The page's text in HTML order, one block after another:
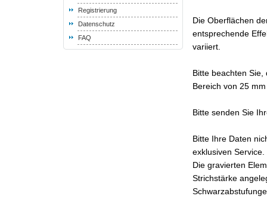
Registrierung
Datenschutz
FAQ
Die Oberflächen
entsprechende
variiert.
Bitte beachten
Bereich von 25
Bitte senden Sie
Bitte Ihre Daten
exklusiven Service.
Die gravierten
Strichstärke